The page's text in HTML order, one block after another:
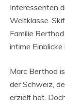
Interessenten
Weltklasse-
Familie
intime
Marc Berthod
der Schweiz,
erzielt hat.